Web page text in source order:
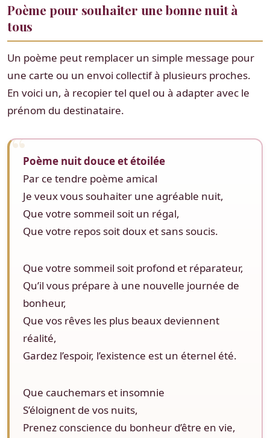
Poème pour souhaiter une bonne nuit à
tous
Un poème peut remplacer un simple message pour
une carte ou un envoi collectif à plusieurs proches.
En voici un, à recopier tel quel ou à adapter avec le
prénom du destinataire.
Poème nuit douce et étoilée
Par ce tendre poème amical
Je veux vous souhaiter une agréable nuit,
Que votre sommeil soit un régal,
Que votre repos soit doux et sans soucis.
Que votre sommeil soit profond et réparateur,
Qu’il vous prépare à une nouvelle journée de
bonheur,
Que vos rêves les plus beaux deviennent
réalité,
Gardez l’espoir, l’existence est un éternel été.
Que cauchemars et insomnie
S’éloignent de vos nuits,
Prenez conscience du bonheur d’être en vie,